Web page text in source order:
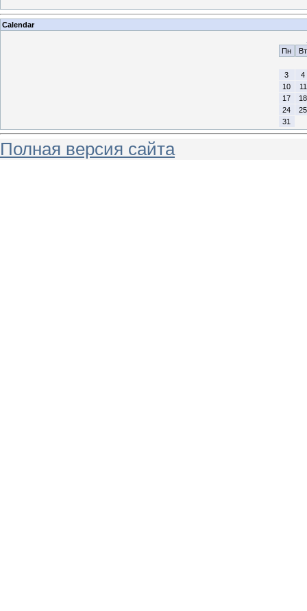
Calendar
Пн
Вт
3
4
10
11
17
18
24
25
31
Полная версия сайта